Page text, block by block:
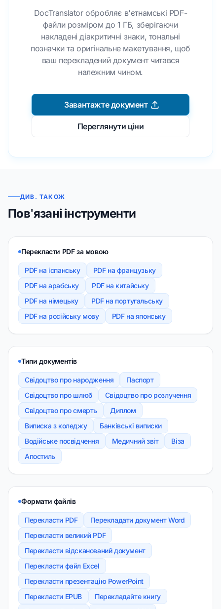
DocTranslator обробляє в'єтнамські PDF-
файли розміром до 1 ГБ, зберігаючи
накладені діакритичні знаки, тональні
позначки та оригінальне макетування, щоб
ваш перекладений документ читався
належним чином.
Завантажте документ
Переглянути ціни
ДИВ. ТАКОЖ
Пов'язані інструменти
Перекласти PDF за мовою
PDF на іспанську
PDF на французьку
PDF на арабську
PDF на китайську
PDF на німецьку
PDF на португальську
PDF на російську мову
PDF на японську
Типи документів
Свідоцтво про народження
Паспорт
Свідоцтво про шлюб
Свідоцтво про розлучення
Свідоцтво про смерть
Диплом
Виписка з коледжу
Банківські виписки
Водійське посвідчення
Медичний звіт
Віза
Апостиль
Формати файлів
Перекласти PDF
Перекладати документ Word
Перекласти великий PDF
Перекласти відсканований документ
Перекласти файл Excel
Перекласти презентацію PowerPoint
Перекласти EPUB
Перекладайте книгу